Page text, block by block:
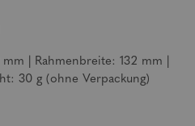
| Rahmenbreite: 132 mm |
30 g (ohne Verpackung)